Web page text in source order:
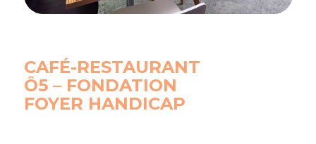
CAFÉ-RESTAURANT
Ô5 – FONDATION
FOYER HANDICAP